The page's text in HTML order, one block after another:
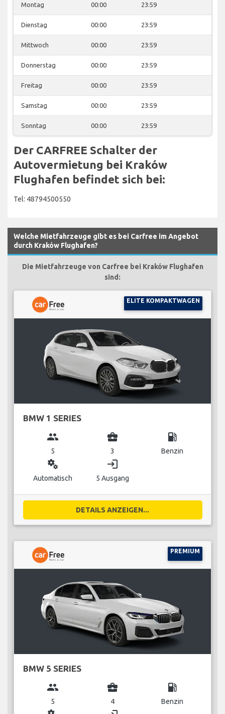
Montag 00:00 23:59
Dienstag 00:00 23:59
Mittwoch 00:00 23:59
Donnerstag 00:00 23:59
Freitag 00:00 23:59
Samstag 00:00 23:59
Sonntag 00:00 23:59
Der CARFREE Schalter der
Autovermietung bei Kraków
Flughafen befindet sich bei:
Tel: 48794500550
Welche Mietfahrzeuge gibt es bei Carfree im Angebot
durch Kraków Flughafen?
Die Mietfahrzeuge von Carfree bei Kraków Flughafen
sind:
ELITE KOMPAKTWAGEN
BMW 1 SERIES
group
5
business_center
3
local_gas_station
Benzin
miscellaneous_services
Automatisch
login
5 Ausgang
DETAILS ANZEIGEN...
PREMIUM
BMW 5 SERIES
group
5
business_center
4
local_gas_station
Benzin